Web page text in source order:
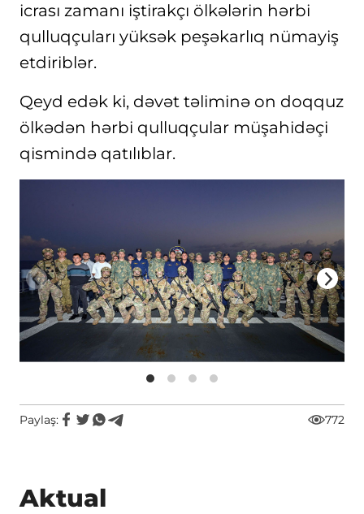
icrası zamanı iştirakçı ölkələrin hərbi
qulluqçuları yüksək peşəkarlıq nümayiş
etdiriblər.
Qeyd edək ki, dəvət təliminə on doqquz
ölkədən hərbi qulluqçular müşahidəçi
qismində qatılıblar.
Paylaş: 772
Aktual